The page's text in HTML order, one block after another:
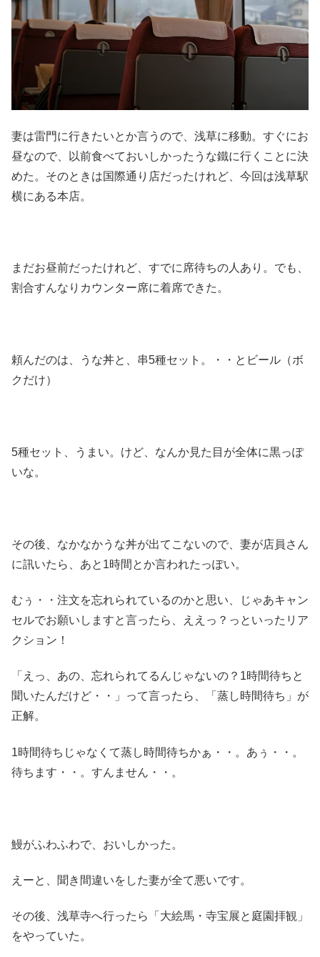
妻は雷門に行きたいとか言うので、浅草に移動。すぐにお
昼なので、以前食べておいしかったうな鐵に行くことに決
めた。そのときは国際通り店だったけれど、今回は浅草駅
横にある本店。
まだお昼前だったけれど、すでに席待ちの人あり。でも、
割合すんなりカウンター席に着席できた。
頼んだのは、うな丼と、串5種セット。・・とビール（ボ
クだけ）
5種セット、うまい。けど、なんか見た目が全体に黒っぽ
いな。
その後、なかなかうな丼が出てこないので、妻が店員さん
に訊いたら、あと1時間とか言われたっぽい。
むぅ・・注文を忘れられているのかと思い、じゃあキャン
セルでお願いしますと言ったら、ええっ？っといったリア
クション！
「えっ、あの、忘れられてるんじゃないの？1時間待ちと
聞いたんだけど・・」って言ったら、「蒸し時間待ち」が
正解。
1時間待ちじゃなくて蒸し時間待ちかぁ・・。あぅ・・。
待ちます・・。すんません・・。
鰻がふわふわで、おいしかった。
えーと、聞き間違いをした妻が全て悪いです。
その後、浅草寺へ行ったら「大絵馬・寺宝展と庭園拝観」
をやっていた。